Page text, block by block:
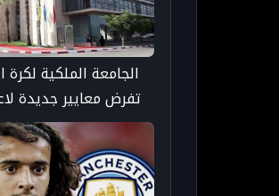
الجامعة الملكية لكرة
تفرض معايير جديدة
وتصنيف المدارس
الخاصة